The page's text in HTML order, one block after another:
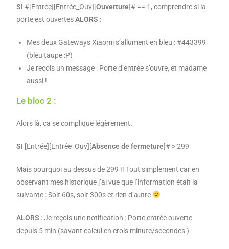
SI #[Entrée][Entrée_Ouv][Ouverture]# == 1, comprendre si la
porte est ouvertesALORS :
Mes deux Gateways Xiaomi s’allument en bleu : #443399
(bleu taupe :P)
Je reçois un message : Porte d’entrée s’ouvre, et madame
aussi !
Le bloc 2 :
Alors là, ça se complique légèrement.
SI [Entrée][Entrée_Ouv][Absence de fermeture]# > 299
Mais pourquoi au dessus de 299 !! Tout simplement car en
observant mes historique j’ai vue que l’information était la
suivante : Soit 60s, soit 300s et rien d’autre
ALORS : Je reçois une notification : Porte entrée ouverte
depuis 5 min (savant calcul en crois minute/secondes )